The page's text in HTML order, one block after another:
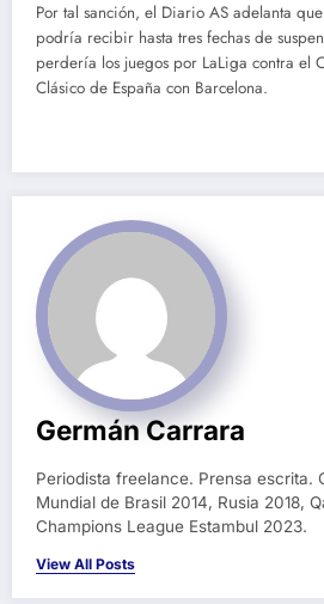
Por tal sanción, el Diario AS adelanta
podría recibir hasta tres fechas de
perdería los juegos por LaLiga contra el
Clásico de España con Barcelona.
Germán Carrara
Periodista freelance. Prensa escrita.
Mundial de Brasil 2014, Rusia 2018,
Champions League Estambul 2023.
View All Posts